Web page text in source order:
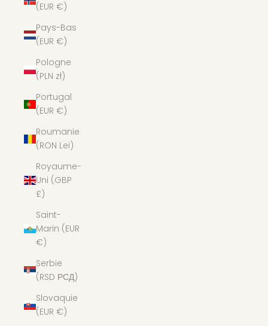
(EUR €)
Pays-Bas
(EUR €)
Pologne
(PLN zł)
Portugal
(EUR €)
Roumanie
(RON Lei)
Royaume-
Uni (GBP
£)
Saint-
Marin (EUR
€)
Serbie
(RSD РСД)
Slovaquie
(EUR €)